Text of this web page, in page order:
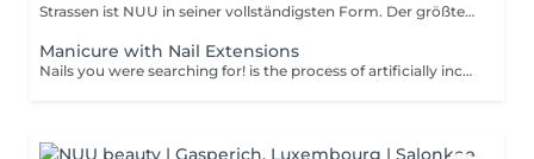
Strassen ist NUU in seiner vollständigsten Form. Der größte
Manicure with Nail Extensions
Nails you were searching for! is the process of artificially increasing the length of the nail using polygel material in order to correct the defects of the natural nail delamination and weakness of the nail plate. Our masters do edged, hardware, or combined manicure. How is polygel extension done? - removal of old semi-permanent (if needed) - rough skin is removed - the shape of the nail plate is corrected - the cuticle and side ridges are corrected - polygel is applied - semi-permanent nail polish is applied - cuticle oil and hand cream are applied Age restrictions: recommended to do from 16 years. Post procedure recommendations: there are no post recommendations for this procedure. Frequency: once in 3 weeks.